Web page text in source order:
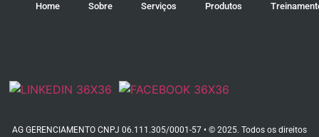
Home Sobre Serviços Produtos
AG GERENCIAMENTO CNPJ 06.111.305/0001-57 • © 2025. Todos os direitos